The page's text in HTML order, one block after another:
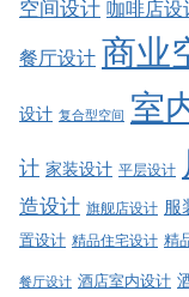
空间设计 咖啡店设
餐厅设计 商业
设计 复合型空间 室
计 家装设计 平层设计
造设计 旗舰店设计 服
置设计 精品住宅设计 精
餐厅设计 酒店室内设计